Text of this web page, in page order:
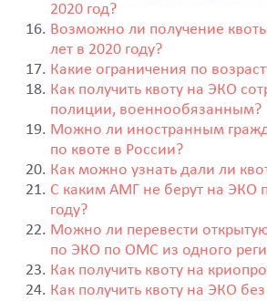
2020 год?
Возможно ли получение
лет в 2020 году?
Какие ограничения по
Как получить квоту на ЭКО
полиции, военнообязанным?
Можно ли иностранным
по квоте в России?
Как можно узнать дали ли
С каким АМГ не берут на ЭКО
году?
Можно ли перевести
по ЭКО по ОМС из одного
Как получить квоту на
Как получить квоту на ЭКО